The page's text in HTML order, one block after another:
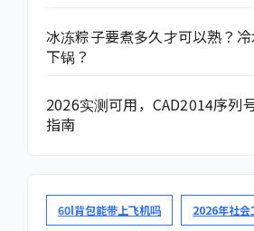
冰冻粽子要煮多久才可以熟？
下锅？
2026实测可用，CAD2014序列
指南
60l背包能带上飞机吗 2026年社会